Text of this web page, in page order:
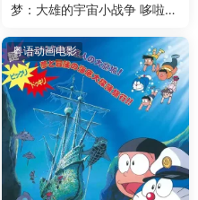
梦：大雄的宇宙小战争 哆啦A
粤语版
粤语动画电影